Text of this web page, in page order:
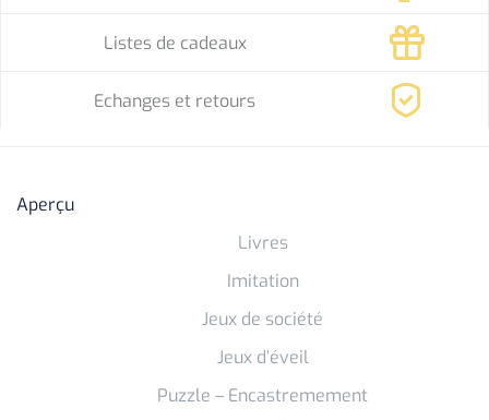
Listes de cadeaux
Echanges et retours
Aperçu
Livres
Imitation
Jeux de société
Jeux d’éveil
Puzzle – Encastremement